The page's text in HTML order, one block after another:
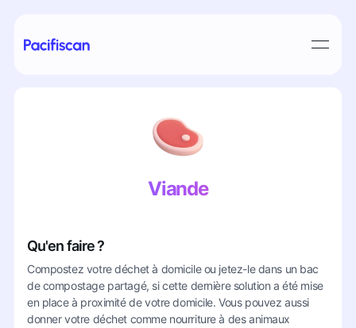
Viande
Qu'en faire ?
Compostez votre déchet à domicile ou jetez-le dans un bac
de compostage partagé, si cette dernière solution a été mise
en place à proximité de votre domicile. Vous pouvez aussi
donner votre déchet comme nourriture à des animaux